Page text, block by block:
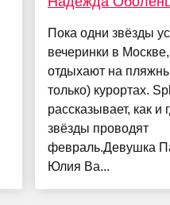
Пока одни звёзды
вечеринки в
отдыхают на
только) курортах.
рассказывает, как и
звёзды проводят
февраль.Девушка
Юлия Ва...